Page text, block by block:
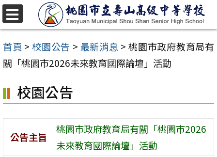
跳
至
主
要
容
區
首頁 > 校園公告 > 最新消息 > 桃園市政府教育局有
關「桃園市2026未來教育國際論壇」活動
校園公告
公告主旨
桃園市政府教育局有關「桃園市2026
未來教育國際論壇」活動
選
單